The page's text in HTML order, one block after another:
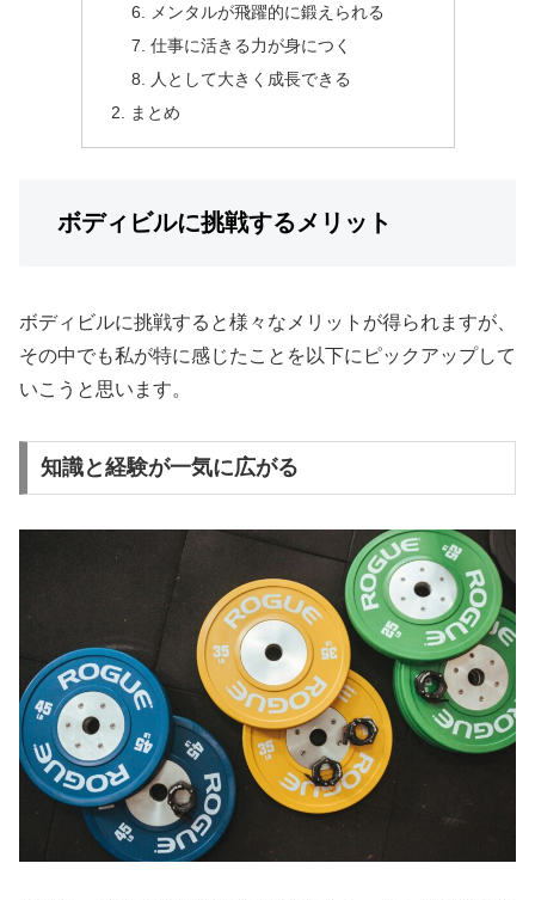
メンタルが飛躍的に鍛えられる
仕事に活きる力が身につく
人として大きく成長できる
まとめ
ボディビルに挑戦するメリット
ボディビルに挑戦すると様々なメリットが得られますが、
その中でも私が特に感じたことを以下にピックアップして
いこうと 思います。
知識と経験が一気に広がる